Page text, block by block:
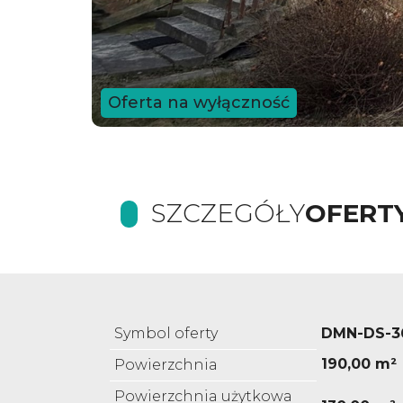
Oferta na wyłączność
SZCZEGÓŁY
Symbol oferty
DMN-DS-
Powierzchnia
190,00 m²
Powierzchnia użytkowa